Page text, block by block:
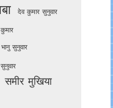
देव कुमार सुनुवार
भानु सुनुवार
समीर मुखिया